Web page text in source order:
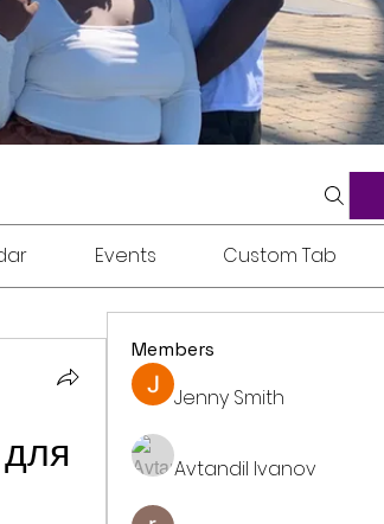
Events Custom Tab
Members
Jenny Smith
Avtandil Ivanov